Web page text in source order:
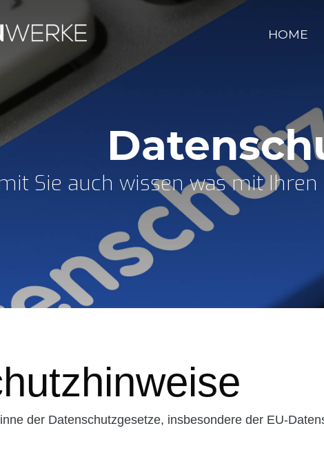
HOME
Sie auch wissen was mit
der Datenschutzgesetze, insbesondere der EU-